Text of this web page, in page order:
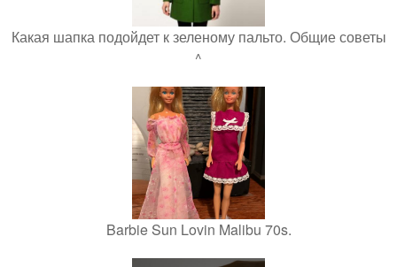
Какая шапка подойдет к зеленому пальто. Общие советы
^
Barbie Sun Lovin Malibu 70s.